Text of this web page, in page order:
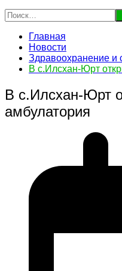
Главная
Новости
Здравоохранение и
В с.Илсхан-Юрт
В с.Илсхан-Юрт
амбулатория